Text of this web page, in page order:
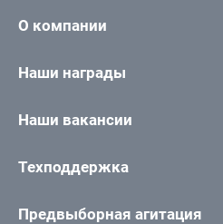
О компании
Наши награды
Наши вакансии
Техподдержка
Предвыборная агитация